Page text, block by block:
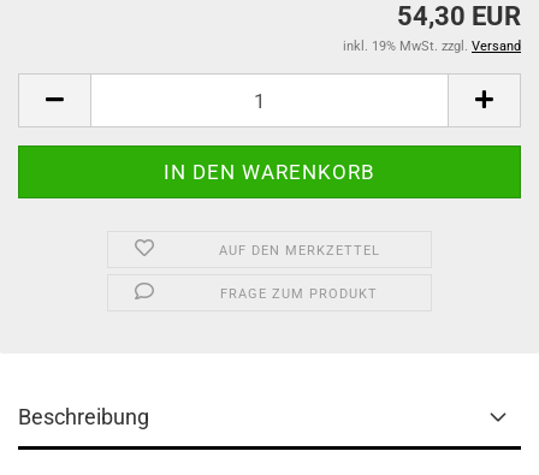
54,30 EUR
inkl. 19% MwSt. zzgl. Versand
AUF DEN MERKZETTEL
FRAGE ZUM PRODUKT
Beschreibung